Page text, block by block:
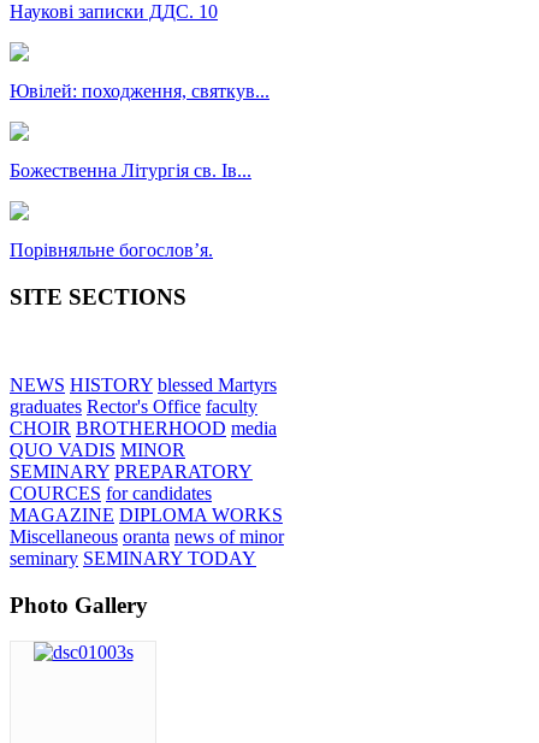
Наукові записки ДДС. 10
Ювілей: походження, святкув...
Божественна Літургія св. Ів...
Порівняльне богословʼя.
SITE SECTIONS
NEWS HISTORY blessed Martyrs
graduates Rector's Office faculty
CHOIR BROTHERHOOD media
QUO VADIS MINOR
SEMINARY PREPARATORY
COURCES for candidates
MAGAZINE DIPLOMA WORKS
Miscellaneous oranta news of minor
seminary SEMINARY TODAY
Photo Gallery